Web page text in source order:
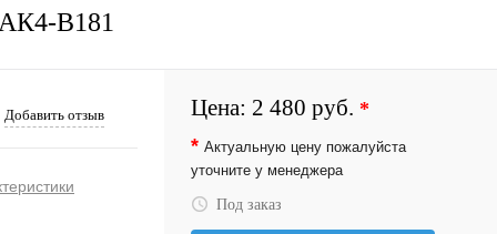
В181
Добавить отзыв Цена: 2 480 руб. *
* Актуальную цену пожалуйста
уточните у менеджера
Под заказ